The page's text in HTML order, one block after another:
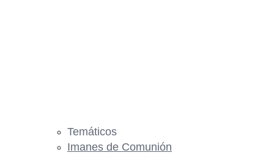
Temáticos
Imanes de Comunión